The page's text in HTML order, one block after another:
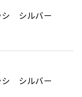
シ シルバー
シ シルバー